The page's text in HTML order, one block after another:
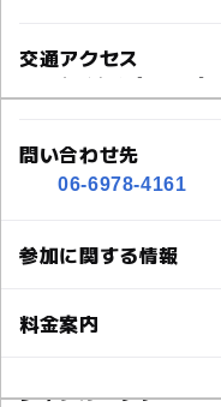
交通アクセス
問い合わせ先
06-6978-4161
参加に関する情報
定員
料金案内
子供の料金
ジャンル・タグ